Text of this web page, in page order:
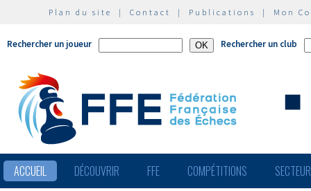
Plan du site | Contact | Publications | Mon
Rechercher un joueur Rechercher un club
ACCUEIL DÉCOUVRIR FFE COMPÉTITIONS